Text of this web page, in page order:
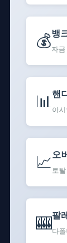
💰뱅
자금
📊 핸
아시
📈 오
토탈
🎰팔
다폴